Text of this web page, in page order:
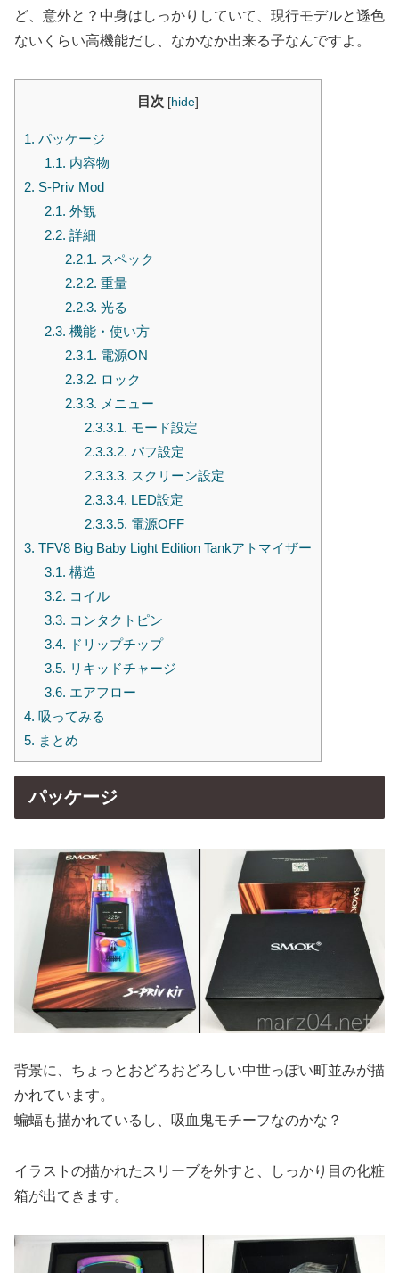
ど、意外と？中身はしっかりしていて、現行モデルと遜色
ないくらい高機能だし、なかなか出来る子なんですよ。
目次 [hide]
1. パッケージ
1.1. 内容物
2. S-Priv Mod
2.1. 外観
2.2. 詳細
2.2.1. スペック
2.2.2. 重量
2.2.3. 光る
2.3. 機能・使い方
2.3.1. 電源ON
2.3.2. ロック
2.3.3. メニュー
2.3.3.1. モード設定
2.3.3.2. パフ設定
2.3.3.3. スクリーン設定
2.3.3.4. LED設定
2.3.3.5. 電源OFF
3. TFV8 Big Baby Light Edition Tankアトマイザー
3.1. 構造
3.2. コイル
3.3. コンタクトピン
3.4. ドリップチップ
3.5. リキッドチャージ
3.6. エアフロー
4. 吸ってみる
5. まとめ
パッケージ
背景に、ちょっとおどろおどろしい中世っぽい町並みが描
かれています。
蝙蝠も描かれているし、吸血鬼モチーフなのかな？
イラストの描かれたスリーブを外すと、しっかり目の化粧
箱が出てきます。